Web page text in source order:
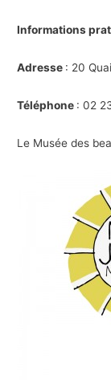
Informations
Adresse : 20
Téléphone : 02
Le Musée des